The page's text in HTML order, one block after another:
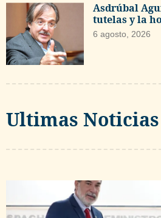
Asdrúbal
tutelas y la
6 agosto, 2026
Ultimas Noticias